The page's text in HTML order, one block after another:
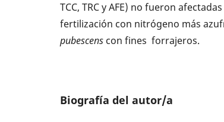
TCC, TRC y AFE) no fueron
fertilización con nitrógeno más
pubescens con fines forrajeros.
Biografía del autor/a